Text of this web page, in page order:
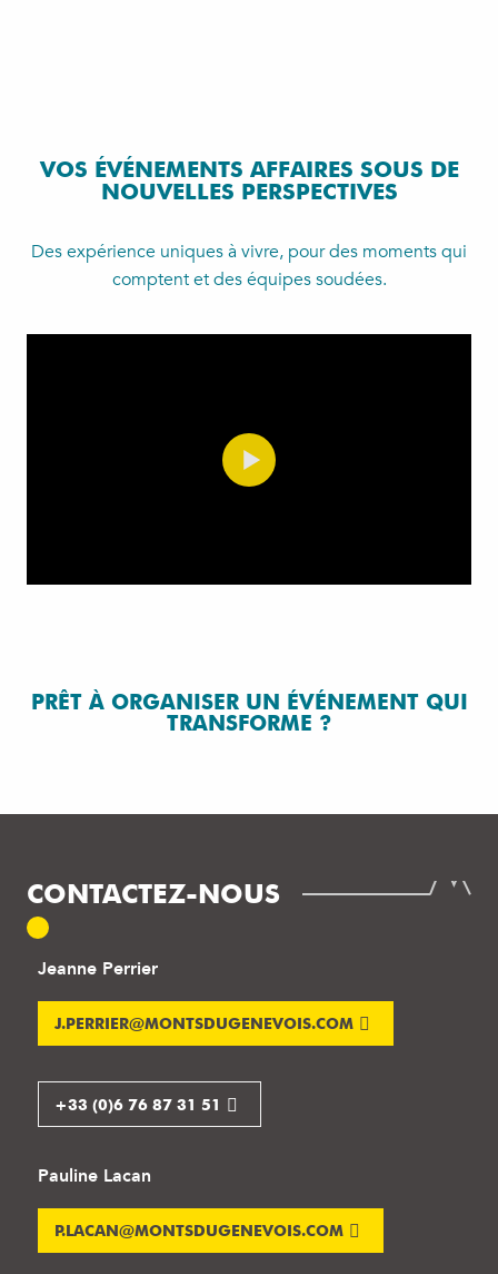
VOS ÉVÉNEMENTS AFFAIRES SOUS DE
NOUVELLES PERSPECTIVES
Des expérience uniques à vivre, pour des moments qui
comptent et des équipes soudées.
PRÊT À ORGANISER UN ÉVÉNEMENT QUI
TRANSFORME ?
CONTACTEZ-NOUS
Jeanne Perrier
J.PERRIER@MONTSDUGENEVOIS.COM
+33 (0)6 76 87 31 51
Pauline Lacan
P.LACAN@MONTSDUGENEVOIS.COM